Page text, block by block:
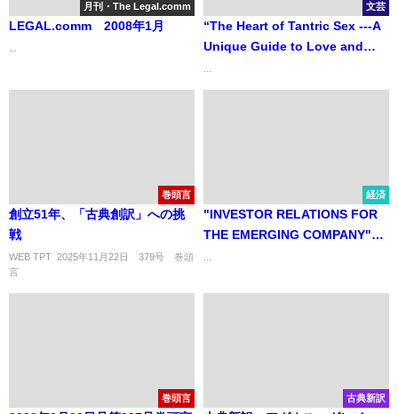
月刊・The Legal.comm
LEGAL.comm 2008年1月
文芸
“The Heart of Tantric Sex ---A
Unique Guide to Love and
巻頭言
創立51年、「古典創訳」への挑
戦
WEB TPT 2025年11月22日 379号 巻頭
言
経済
"INVESTOR RELATIONS FOR
THE EMERGING COMPANY"
践－」
巻頭言 古典新訳